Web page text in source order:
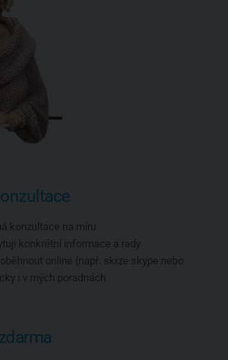
konzultace na míru
konkrétní informace a rady
online (např. skrze skype nebo
i v mých poradnách